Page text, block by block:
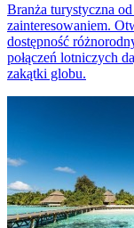
Branża turystyczna
zainteresowaniem.
dostępność
połączeń lotniczych
zakątki globu.